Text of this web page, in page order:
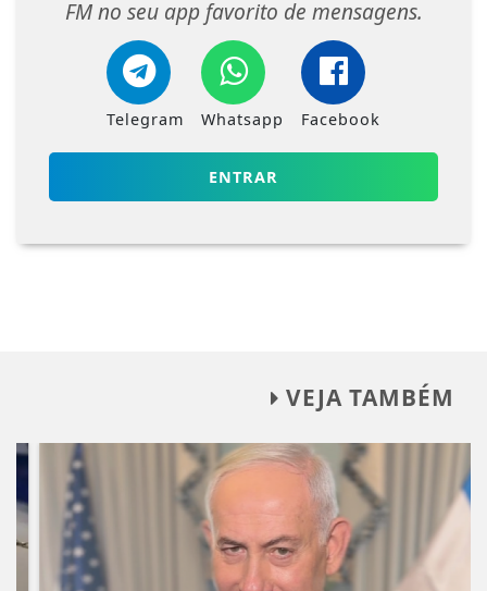
FM no seu app favorito de mensagens.
Telegram Whatsapp Facebook
ENTRAR
VEJA TAMBÉM